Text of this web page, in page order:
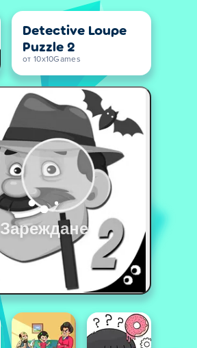
Detective Loupe
Puzzle 2
от 10x10Games
Зареждане